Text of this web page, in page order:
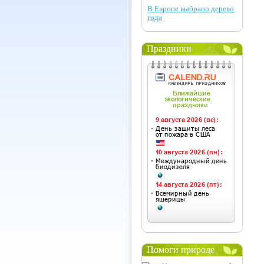
В Европе выбрано дерево
года
Праздники
Помоги природе